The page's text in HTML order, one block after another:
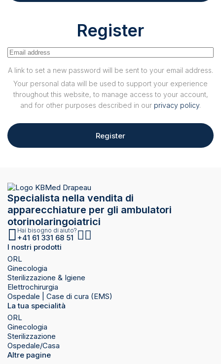
Register
A link to set a new password will be sent to your email address.
Your personal data will be used to support your experience
throughout this website, to manage access to your account,
and for other purposes described in our privacy policy.
Register
Specialista nella vendita di
apparecchiature per gli ambulatori
otorinolaringoiatrici
Hai bisogno di aiuto?
+41 61 331 68 51
I nostri prodotti
ORL
Ginecologia
Sterilizzazione & Igiene
Elettrochirurgia
Ospedale | Case di cura (EMS)
La tua specialità
ORL
Ginecologia
Sterilizzazione
Ospedale/Casa
Altre pagine